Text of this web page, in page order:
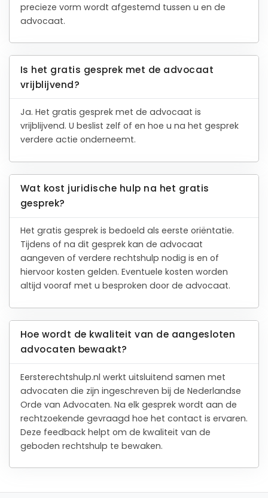
precieze vorm wordt afgestemd tussen u en de
advocaat.
Is het gratis gesprek met de advocaat
vrijblijvend?
Ja. Het gratis gesprek met de advocaat is
vrijblijvend. U beslist zelf of en hoe u na het gesprek
verdere actie onderneemt.
Wat kost juridische hulp na het gratis
gesprek?
Het gratis gesprek is bedoeld als eerste oriëntatie.
Tijdens of na dit gesprek kan de advocaat
aangeven of verdere rechtshulp nodig is en of
hiervoor kosten gelden. Eventuele kosten worden
altijd vooraf met u besproken door de advocaat.
Hoe wordt de kwaliteit van de aangesloten
advocaten bewaakt?
Eersterechtshulp.nl werkt uitsluitend samen met
advocaten die zijn ingeschreven bij de Nederlandse
Orde van Advocaten. Na elk gesprek wordt aan de
rechtzoekende gevraagd hoe het contact is ervaren.
Deze feedback helpt om de kwaliteit van de
geboden rechtshulp te bewaken.